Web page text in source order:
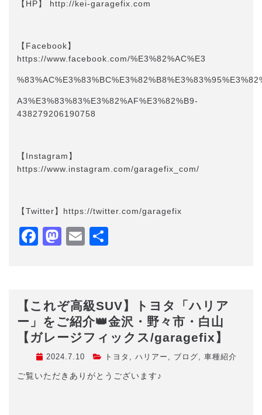
【HP】 http://kei-garagefix.com​​
【Facebook】
https://www.facebook.com/%E3%82%AC%E3
A3%E3%83%83%E3%82%AF%E3%82%B9-
438279206190758
【Instagram】
https://www.instagram.com/garagefix_com/
【Twitter】https://twitter.com/garagefix
Facebook
Mastodon
Email
【これぞ高級SUV】トヨタ「ハリア
ー」をご紹介👑金沢・野々市・白山
【ガレージフィックス/garagefix】
2024.7.10 トヨタ , ハリアー , ブログ, 車種紹介
ご覧いただきありがとうございます♪